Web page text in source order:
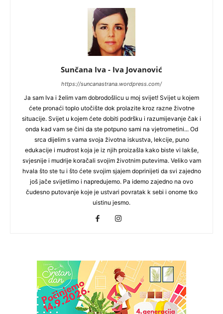
Sunčana Iva - Iva Jovanović
https://suncanastrana.wordpress.com/
Ja sam Iva i želim vam dobrodošlicu u moj svijet! Svijet u kojem
ćete pronaći toplo utočište dok prolazite kroz razne životne
situacije. Svijet u kojem ćete dobiti podršku i razumijevanje čak i
onda kad vam se čini da ste potpuno sami na vjetrometini... Od
srca dijelim s vama svoja životna iskustva, lekcije, puno
edukacije i mudrost koja je iz njih proizašla kako biste vi lakše,
svjesnije i mudrije koračali svojim životnim putevima. Veliko vam
hvala što ste tu i što ćete svojim sjajem doprinijeti da svi zajedno
još jače svijetlimo i napredujemo. Pa idemo zajedno na ovo
čudesno putovanje koje je ustvari povratak k sebi i onome tko
uistinu jesmo.